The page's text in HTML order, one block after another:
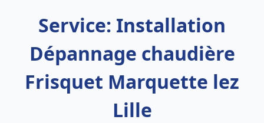
Service: Installation
Dépannage chaudière
Frisquet Marquette lez
Lille